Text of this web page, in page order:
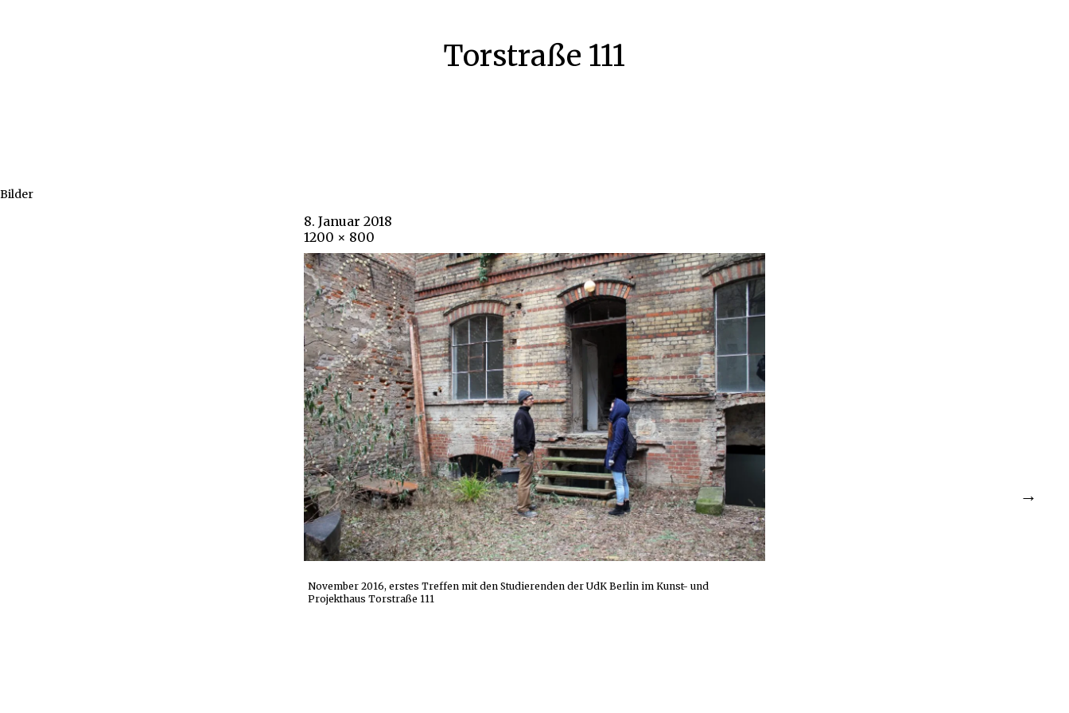
Torstraße 111
Bilder
8. Januar 2018
1200 × 800
November 2016, erstes Treffen mit den Studierenden der UdK Berlin im Kunst- und
Projekthaus Torstraße 111